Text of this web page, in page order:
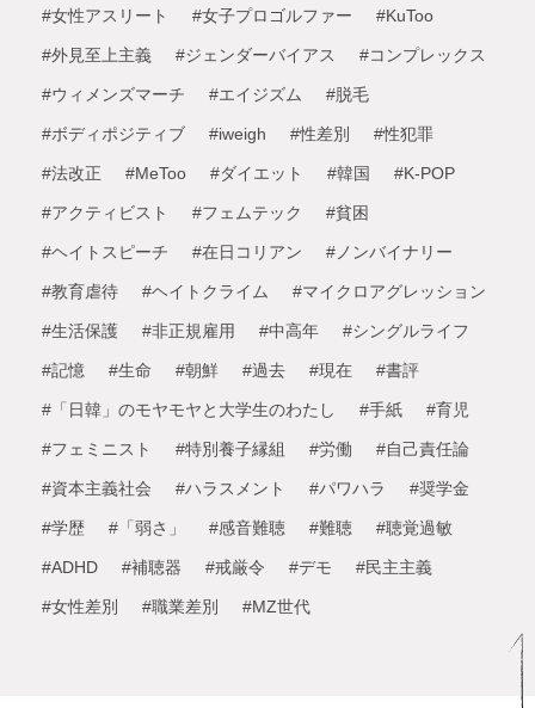
#女性アスリート #女子プロゴルファー #KuToo
#外見至上主義 #ジェンダーバイアス #コンプレックス
#ウィメンズマーチ #エイジズム #脱毛
#ボディポジティブ #iweigh #性差別 #性犯罪
#法改正 #MeToo #ダイエット #韓国 #K-POP
#アクティビスト #フェムテック #貧困
#ヘイトスピーチ #在日コリアン #ノンバイナリー
#教育虐待 #ヘイトクライム #マイクロアグレッション
#生活保護 #非正規雇用 #中高年 #シングルライフ
#記憶 #生命 #朝鮮 #過去 #現在 #書評
#「日韓」のモヤモヤと大学生のわたし #手紙 #育児
#フェミニスト #特別養子縁組 #労働 #自己責任論
#資本主義社会 #ハラスメント #パワハラ #奨学金
#学歴 #「弱さ」 #感音難聴 #難聴 #聴覚過敏
#ADHD #補聴器 #戒厳令 #デモ #民主主義
#女性差別 #職業差別 #MZ世代